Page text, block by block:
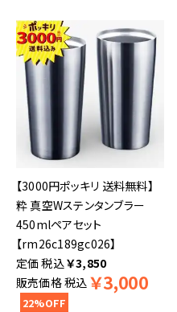
【3000円ポッキリ 送料無料】
粋 真空Wステンタンブラー
450mlペアセット
【rm26c189gc026】
税込￥3,850
販売価格税込 ￥3,000
22%OFF